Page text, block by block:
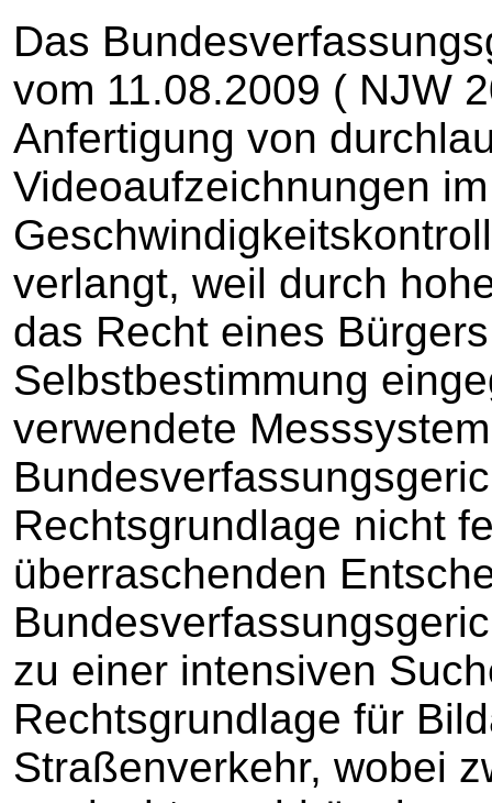
Das
vom 11.08.2009 ( NJW
Anfertigung von
Videoaufzeichnungen
verlangt, weil durch
das Recht eines
Selbstbestimmung
verwendete
Rechtsgrundlage nicht
überraschenden
zu einer intensiven
Rechtsgrundlage für
Straßenverkehr, wobei